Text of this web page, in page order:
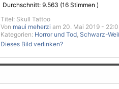
Durchschnitt: 9.563 (16 Stimmen )
Titel: Skull Tattoo
Von maui meherzi am 20. Mai 2019 -
Kategorien: Horror und Tod, Schwarz-
Dieses Bild verlinken?